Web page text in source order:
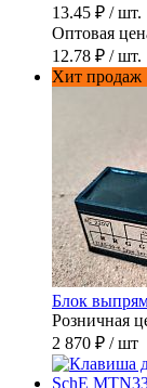
13.45 ₽ / шт.
Оптовая
12.78 ₽ / шт.
Хит продаж
Блок
Розничная
2 870 ₽ / шт